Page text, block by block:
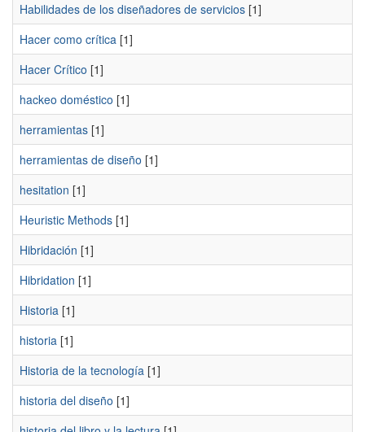
Habilidades de los diseñadores de servicios [1]
Hacer como crítica [1]
Hacer Crítico [1]
hackeo doméstico [1]
herramientas [1]
herramientas de diseño [1]
hesitation [1]
Heuristic Methods [1]
Hibridación [1]
Hibridation [1]
Historia [1]
historia [1]
Historia de la tecnología [1]
historia del diseño [1]